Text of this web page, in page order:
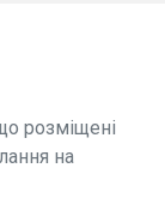
розміщені
на